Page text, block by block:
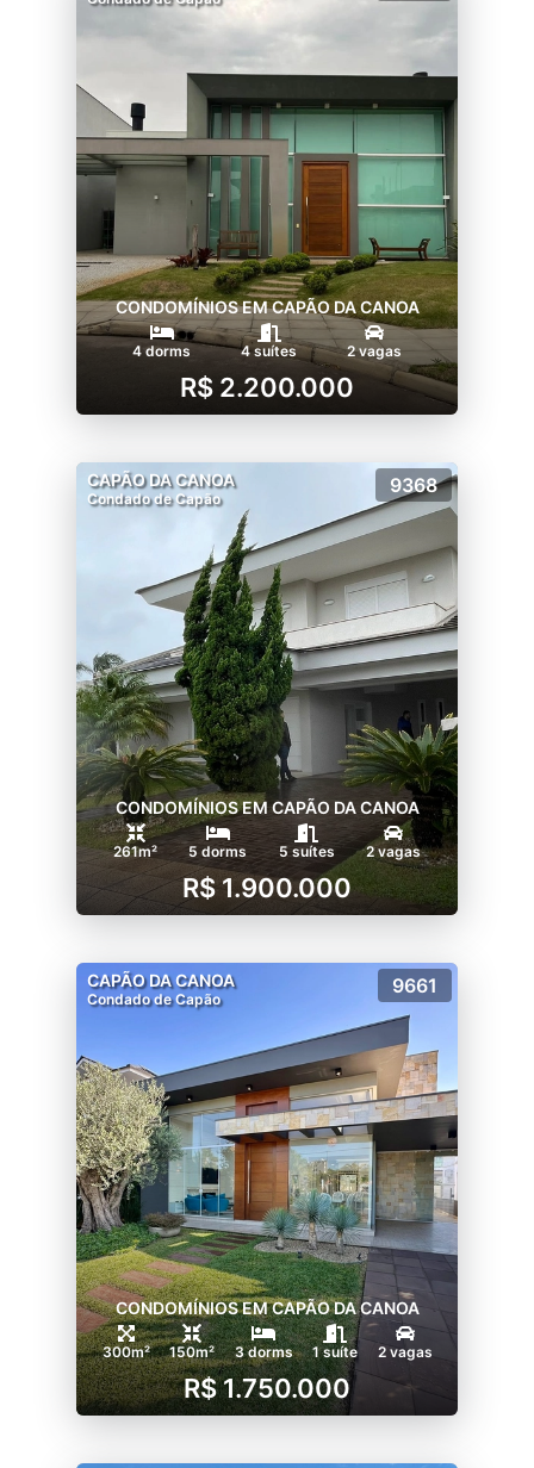
CONDOMÍNIOS EM CAPÃO DA CANOA
4 dorms 4 suítes 2 vagas
R$ 2.200.000
CAPÃO DA CANOA
Condado de Capão
9368
CONDOMÍNIOS EM CAPÃO DA CANOA
261m² 5 dorms 5 suítes 2 vagas
R$ 1.900.000
CAPÃO DA CANOA
Condado de Capão
9661
CONDOMÍNIOS EM CAPÃO DA CANOA
300m² 150m² 3 dorms 1 suíte 2 vagas
R$ 1.750.000